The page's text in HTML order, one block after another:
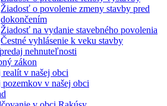
Žiadosť o povolenie zmeny stavby pred
dokončením
Žiadosť na vydanie stavebného povolenia
Čestné vyhlásenie k veku stavby
nehnuteľnosti
zákon
realít v našej obci
pozemkov v našej obci